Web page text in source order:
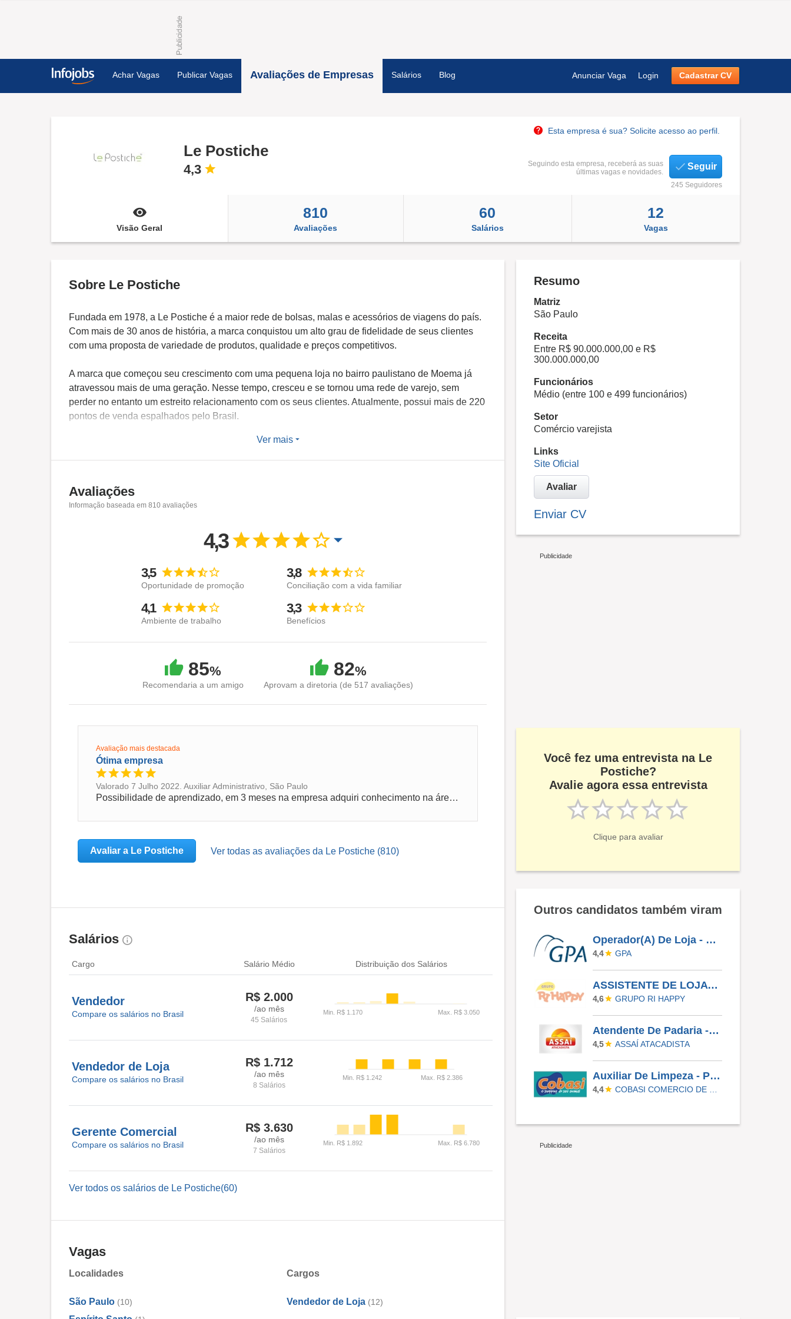
Achar Vagas Publicar Vagas Avaliações de Empresas Salários Blog Anunciar Vaga Login Cadastrar CV
Esta empresa é sua? Solicite acesso ao perfil.
Le Postiche
4,3
Seguindo esta empresa, receberá as suas
últimas vagas e novidades.
Seguir
245 Seguidores
Visão Geral
810
Avaliações
60
Salários
12
Vagas
Sobre Le Postiche
Fundada em 1978, a Le Postiche é a maior rede de bolsas, malas e acessórios de viagens do país.
Com mais de 30 anos de história, a marca conquistou um alto grau de fidelidade de seus clientes
com uma proposta de variedade de produtos, qualidade e preços competitivos.
A marca que começou seu crescimento com uma pequena loja no bairro paulistano de Moema já
atravessou mais de uma geração. Nesse tempo, cresceu e se tornou uma rede de varejo, sem
perder no entanto um estreito relacionamento com os seus clientes. Atualmente, possui mais de 220
pontos de venda espalhados pelo Brasil.
Ver mais
Avaliações
Informação baseada em 810 avaliações
4,3
3,5
Oportunidade de promoção
3,8
Conciliação com a vida familiar
4,1
Ambiente de trabalho
3,3
Benefícios
85%
Recomendaria a um amigo
82%
Aprovam a diretoria (de 517 avaliações)
Avaliação mais destacada
Ótima empresa
Valorado 7 Julho 2022. Auxiliar Administrativo, São Paulo
Possibilidade de aprendizado, em 3 meses na empresa adquiri conhecimento na área financeira e também a comunicação direta adequada com licen...
Avaliar a Le Postiche Ver todas as avaliações da Le Postiche (810)
Salários
Cargo Salário Médio Distribuição dos Salários
Vendedor
Compare os salários no Brasil
R$ 2.000
/ao mês
45 Salários
Vendedor de Loja
Compare os salários no Brasil
R$ 1.712
/ao mês
8 Salários
Gerente Comercial
Compare os salários no Brasil
R$ 3.630
/ao mês
7 Salários
Ver todos os salários de Le Postiche(60)
Vagas
Localidades
São Paulo (10)
Cargos
Vendedor de Loja (12)
Resumo
Matriz
São Paulo
Receita
Entre R$ 90.000.000,00 e R$
300.000.000,00
Funcionários
Médio (entre 100 e 499 funcionários)
Setor
Comércio varejista
Links
Site Oficial
Avaliar
Enviar CV
Você fez uma entrevista na Le
Postiche?
Avalie agora essa entrevista
Clique para avaliar
Outros candidatos também viram
Operador(A) De Loja - Jardim Das Palmeiras - Campinas SP
4,4 GPA
ASSISTENTE DE LOJA - RIO PRETO SHOPPING - EFETIVO
4,6 GRUPO RI HAPPY
Atendente De Padaria - Temporário (Alto Da XV)
4,5 ASSAÍ ATACADISTA
Auxiliar De Limpeza - Paulinia
4,4